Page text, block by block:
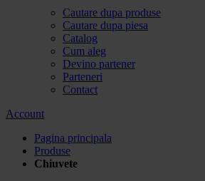
Cautare dupa produse
Cautare dupa piesa
Catalog
Cum aleg
Devino partener
Parteneri
Contact
Account
Pagina principala
Produse
Chiuvete